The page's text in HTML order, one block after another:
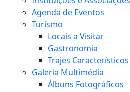
Agenda de Eventos
Turismo
Locais a Visitar
Gastronomia
Trajes Característicos
Galeria Multimédia
Álbuns Fotográficos